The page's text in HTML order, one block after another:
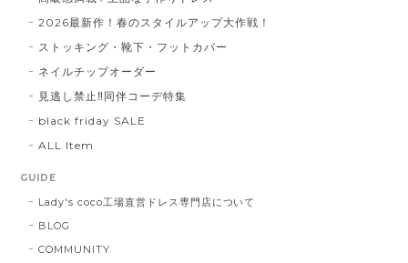
2026最新作！春のスタイルアップ大作戦！
ストッキング・靴下・フットカバー
ネイルチップオーダー
見逃し禁止‼同伴コーデ特集
black friday SALE
ALL Item
GUIDE
Lady's coco工場直営ドレス専門店について
BLOG
COMMUNITY